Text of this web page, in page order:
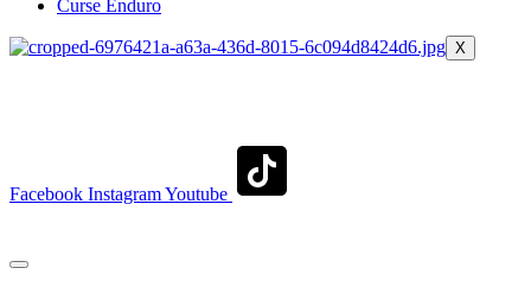
Curse Enduro
X
Facebook InstagramYoutube